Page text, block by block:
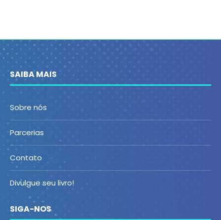
SAIBA MAIS
Sobre nós
Parcerias
Contato
Divulgue seu livro!
SIGA-NOS